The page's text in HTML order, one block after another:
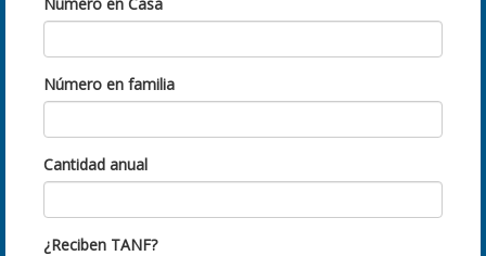
Número en familia
Cantidad anual
¿Reciben TANF?